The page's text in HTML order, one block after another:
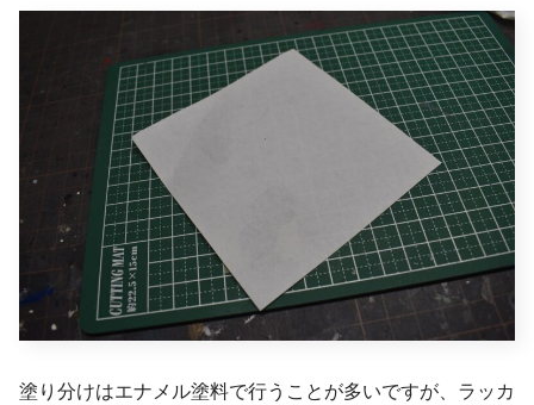
塗り分けはエナメル塗料で行うことが多いですが、ラッカ